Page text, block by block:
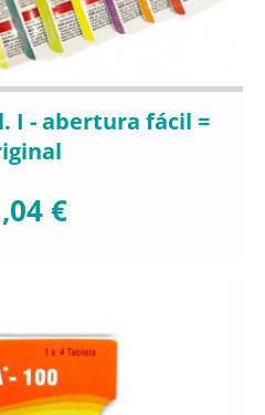
I - abertura fácil =
€